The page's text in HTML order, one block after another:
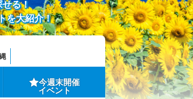
る！
を大紹介！
今週末開催
イベント